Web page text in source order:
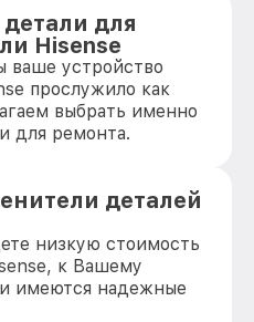
для
Hisense
ваше устройство
прослужило как
выбрать именно
для ремонта.
деталей
низкую стоимость
к Вашему
имеются надежные